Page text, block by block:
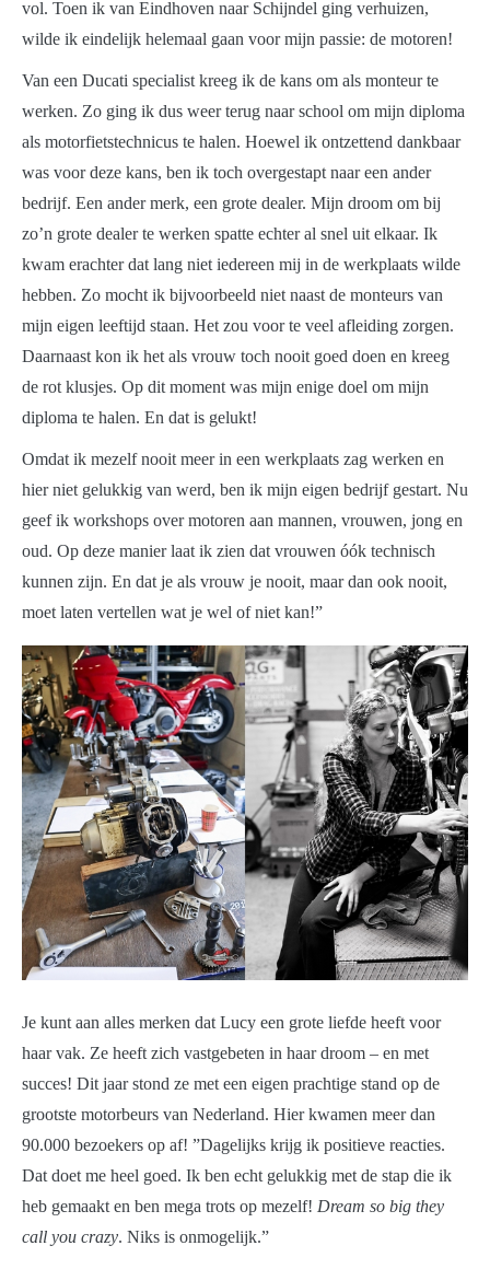
vol. Toen ik van Eindhoven naar Schijndel ging verhuizen,
wilde ik eindelijk helemaal gaan voor mijn passie: de motoren!
Van een Ducati specialist kreeg ik de kans om als monteur te
werken. Zo ging ik dus weer terug naar school om mijn diploma
als motorfietstechnicus te halen. Hoewel ik ontzettend dankbaar
was voor deze kans, ben ik toch overgestapt naar een ander
bedrijf. Een ander merk, een grote dealer. Mijn droom om bij
zo’n grote dealer te werken spatte echter al snel uit elkaar. Ik
kwam erachter dat lang niet iedereen mij in de werkplaats wilde
hebben. Zo mocht ik bijvoorbeeld niet naast de monteurs van
mijn eigen leeftijd staan. Het zou voor te veel afleiding zorgen.
Daarnaast kon ik het als vrouw toch nooit goed doen en kreeg
de rot klusjes. Op dit moment was mijn enige doel om mijn
diploma te halen. En dat is gelukt!
Omdat ik mezelf nooit meer in een werkplaats zag werken en
hier niet gelukkig van werd, ben ik mijn eigen bedrijf gestart. Nu
geef ik workshops over motoren aan mannen, vrouwen, jong en
oud. Op deze manier laat ik zien dat vrouwen óók technisch
kunnen zijn. En dat je als vrouw je nooit, maar dan ook nooit,
moet laten vertellen wat je wel of niet kan!”
Je kunt aan alles merken dat Lucy een grote liefde heeft voor
haar vak. Ze heeft zich vastgebeten in haar droom – en met
succes! Dit jaar stond ze met een eigen prachtige stand op de
grootste motorbeurs van Nederland. Hier kwamen meer dan
90.000 bezoekers op af! ”Dagelijks krijg ik positieve reacties.
Dat doet me heel goed. Ik ben echt gelukkig met de stap die ik
heb gemaakt en ben mega trots op mezelf! Dream so big they
call you crazy. Niks is onmogelijk.”